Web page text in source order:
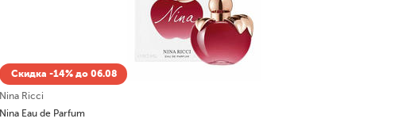
Скидка -14% до 06.08
Nina Ricci
Nina Eau de Parfum